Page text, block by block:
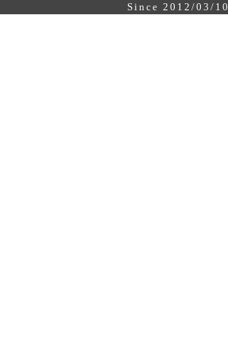
Since 2012/03/10